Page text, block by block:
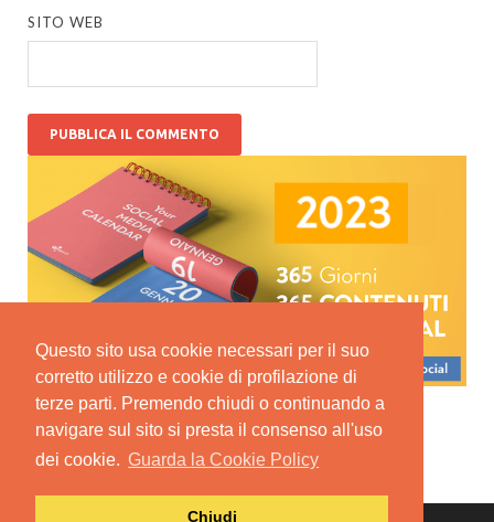
Questo sito usa cookie necessari per il suo
corretto utilizzo e cookie di profilazione di
terze parti. Premendo chiudi o continuando a
navigare sul sito si presta il consenso all'uso
dei cookie. Guarda la Cookie Policy
Chiudi
SITO WEB